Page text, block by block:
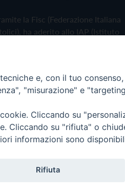
la Fisc (Federazione Italiana
ha aderito allo IAP (Istituto
Cookie Policye, con il tuo
"misurazione" e
Cliccando su
Cliccando su "rifiuta" o
informazioni sono
Rifiuta